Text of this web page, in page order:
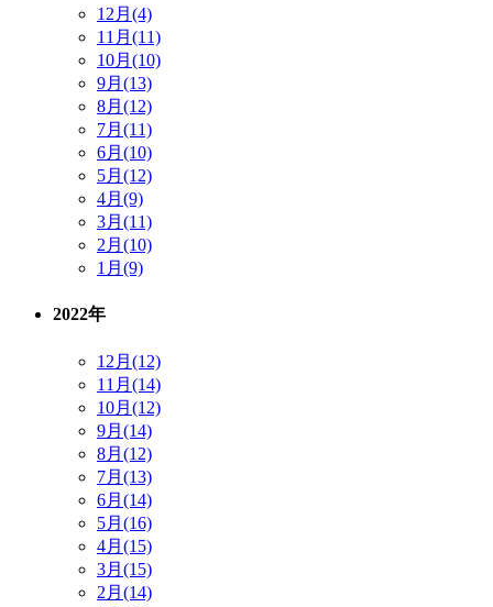
12月(4)
11月(11)
10月(10)
9月(13)
8月(12)
7月(11)
6月(10)
5月(12)
4月(9)
3月(11)
2月(10)
1月(9)
2022年
12月(12)
11月(14)
10月(12)
9月(14)
8月(12)
7月(13)
6月(14)
5月(16)
4月(15)
3月(15)
2月(14)